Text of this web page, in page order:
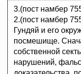
3.(пост намбер
2.(пост намбер
Гундяй и его
посмешище.
собственной
нарушений,